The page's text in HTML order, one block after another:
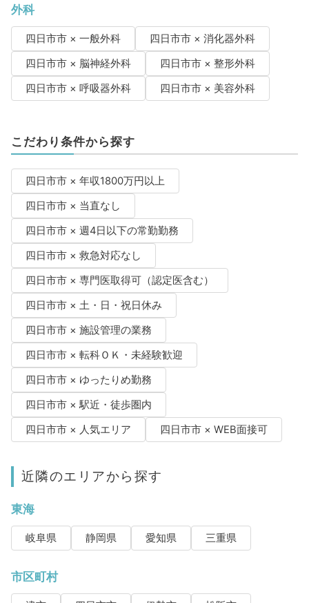
外科
四日市市 × 一般外科
四日市市 × 消化器外科
四日市市 × 脳神経外科
四日市市 × 整形外科
四日市市 × 呼吸器外科
四日市市 × 美容外科
こだわり条件から探す
四日市市 × 年収1800万円以上
四日市市 × 当直なし
四日市市 × 週4日以下の常勤勤務
四日市市 × 救急対応なし
四日市市 × 専門医取得可（認定医含む）
四日市市 × 土・日・祝日休み
四日市市 × 施設管理の業務
四日市市 × 転科ＯＫ・未経験歓迎
四日市市 × ゆったりめ勤務
四日市市 × 駅近・徒歩圏内
四日市市 × 人気エリア
四日市市 × WEB面接可
近隣のエリアから探す
東海
岐阜県 静岡県 愛知県 三重県
市区町村